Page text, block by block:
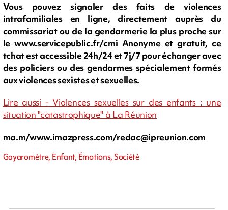
Vous pouvez signaler des faits de violences
intrafamiliales en ligne, directement auprès du
commissariat ou de la gendarmerie la plus proche sur
le www.servicepublic.fr/cmi Anonyme et gratuit, ce
tchat est accessible 24h/24 et 7j/7 pour échanger avec
des policiers ou des gendarmes spécialement formés
aux violences sexistes et sexuelles.
Lire aussi - Violences sexuelles sur des enfants : une
situation "catastrophique" à La Réunion
ma.m/www.imazpress.com/redac@ipreunion.com
Gayaromètre, Enfant, Émotions, Société